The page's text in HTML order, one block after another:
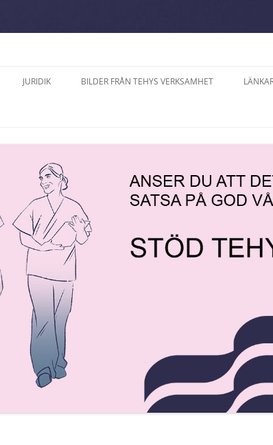
MODERAT SAMLING
ÅLANDS
2024
JURIDIK
TJÄNSTEKOLLEKTIVAVTAL
LANDSKAPETS
TJÄNSTEKOLLEKTIVAVTAL
KOLLEKTIVAVTAL SOM GÄLLER PÅ
ARBETSPLATSER MED
VÅRDPERSONAL PÅ ÅLAND
PROMEMORIOR
BRA ATT VETA OM
JÄMSTÄLLDHETSLAGEN
REGLER OM STREJK
BILDER FRÅN TEHYS VERKSAMHET
2021
FESTEN ”15